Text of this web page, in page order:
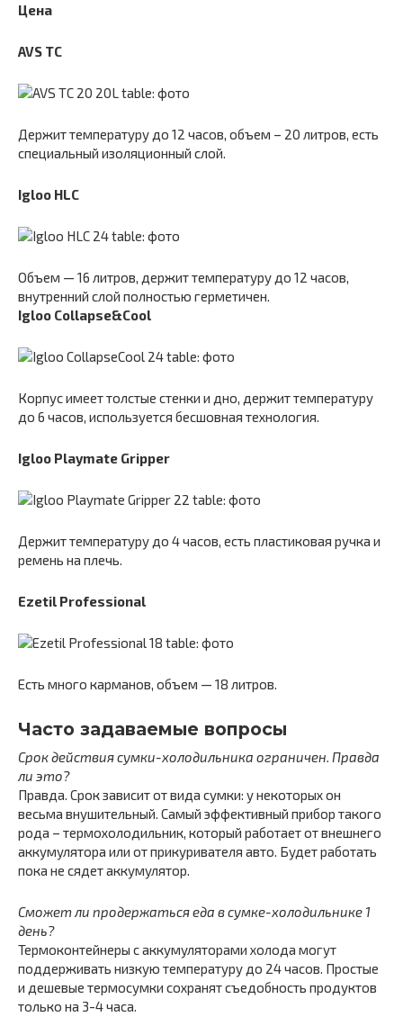
Цена
AVS TC
Держит температуру до 12 часов, объем – 20 литров, есть
специальный изоляционный слой.
Igloo HLC
Объем — 16 литров, держит температуру до 12 часов,
внутренний слой полностью герметичен.
Igloo Collapse&Cool
Корпус имеет толстые стенки и дно, держит температуру
до 6 часов, используется бесшовная технология.
Igloo Playmate Gripper
Держит температуру до 4 часов, есть пластиковая ручка и
ремень на плечь.
Ezetil Professional
Есть много карманов, объем — 18 литров.
Часто задаваемые вопросы
Срок действия сумки-холодильника ограничен. Правда
ли это?
Правда. Срок зависит от вида сумки: у некоторых он
весьма внушительный. Самый эффективный прибор такого
рода – термохолодильник, который работает от внешнего
аккумулятора или от прикуривателя авто. Будет работать
пока не сядет аккумулятор.
Сможет ли продержаться еда в сумке-холодильнике 1
день?
Термоконтейнеры с аккумуляторами холода могут
поддерживать низкую температуру до 24 часов. Простые
и дешевые термосумки сохранят съедобность продуктов
только на 3-4 часа.